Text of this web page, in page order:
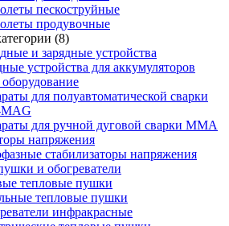
пескоструйные
продувочные
(8)
и зарядные устройства
устройства для аккумуляторов
для полуавтоматической сварки
для ручной дуговой сварки MMA
напряжения
стабилизаторы напряжения
и обогреватели
тепловые пушки
тепловые пушки
инфракрасные